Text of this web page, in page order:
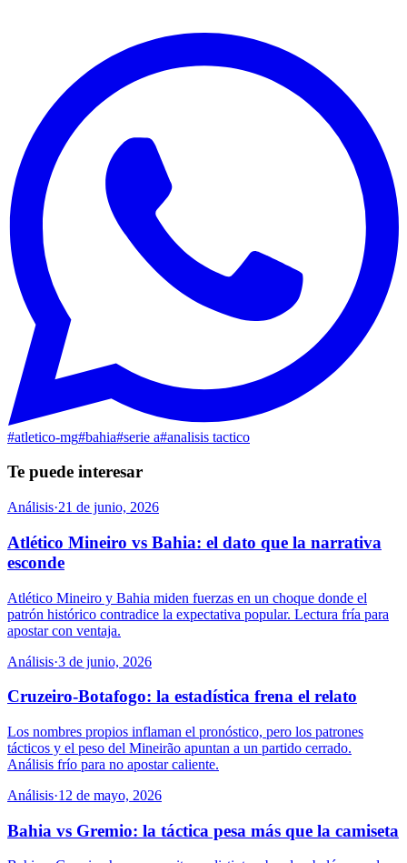
#atletico-mg#bahia#serie a#analisis tactico
Te puede interesar
Análisis·21 de junio, 2026
Atlético Mineiro vs Bahia: el dato que la narrativa
esconde
Atlético Mineiro y Bahia miden fuerzas en un choque donde el
patrón histórico contradice la expectativa popular. Lectura fría para
apostar con ventaja.
Análisis·3 de junio, 2026
Cruzeiro-Botafogo: la estadística frena el relato
Los nombres propios inflaman el pronóstico, pero los patrones
tácticos y el peso del Mineirão apuntan a un partido cerrado.
Análisis frío para no apostar caliente.
Análisis·12 de mayo, 2026
Bahia vs Gremio: la táctica pesa más que la camiseta